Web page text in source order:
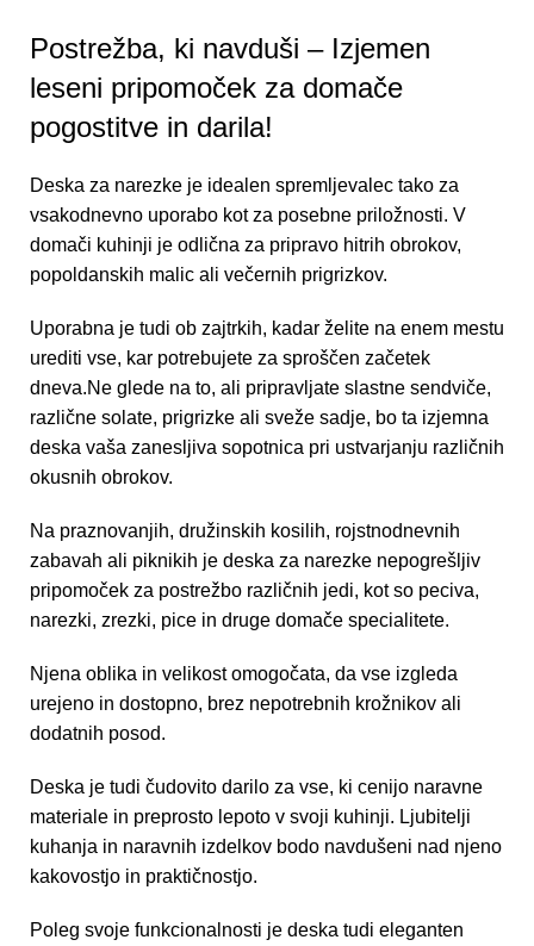
Postrežba, ki navduši – Izjemen
leseni pripomoček za domače
pogostitve in darila!
Deska za narezke je idealen spremljevalec tako za
vsakodnevno uporabo kot za posebne priložnosti. V
domači kuhinji je odlična za pripravo hitrih obrokov,
popoldanskih malic ali večernih prigrizkov.
Uporabna je tudi ob zajtrkih, kadar želite na enem mestu
urediti vse, kar potrebujete za sproščen začetek
dneva.Ne glede na to, ali pripravljate slastne sendviče,
različne solate, prigrizke ali sveže sadje, bo ta izjemna
deska vaša zanesljiva sopotnica pri ustvarjanju različnih
okusnih obrokov.
Na praznovanjih, družinskih kosilih, rojstnodnevnih
zabavah ali piknikih je deska za narezke nepogrešljiv
pripomoček za postrežbo različnih jedi, kot so peciva,
narezki, zrezki, pice in druge domače specialitete.
Njena oblika in velikost omogočata, da vse izgleda
urejeno in dostopno, brez nepotrebnih krožnikov ali
dodatnih posod.
Deska je tudi čudovito darilo za vse, ki cenijo naravne
materiale in preprosto lepoto v svoji kuhinji. Ljubitelji
kuhanja in naravnih izdelkov bodo navdušeni nad njeno
kakovostjo in praktičnostjo.
Poleg svoje funkcionalnosti je deska tudi eleganten